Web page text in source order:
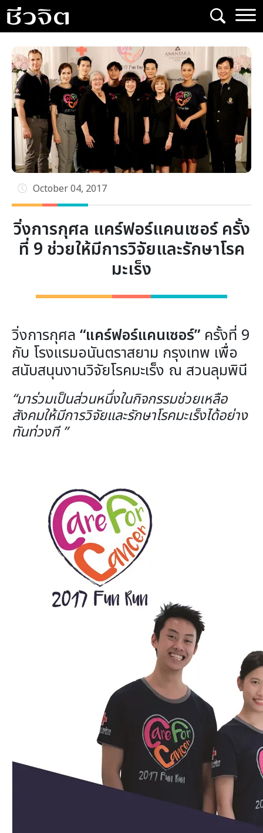
Skip
to
content
October 04, 2017
วิ่งการกุศล แคร์ฟอร์แคนเซอร์ ครั้ง
ที่ 9 ช่วยให้มีการวิจัยและรักษาโรค
มะเร็ง
วิ่งการกุศล “แคร์ฟอร์แคนเซอร์” ครั้งที่ 9
กับ โรงแรมอนันตราสยาม กรุงเทพ เพื่อ
สนับสนุนงานวิจัยโรคมะเร็ง ณ สวนลุมพินี
“มาร่วมเป็นส่วนหนึ่งในกิจกรรมช่วยเหลือ
สังคมให้มีการวิจัยและรักษาโรคมะเร็งได้อย่าง
ทันท่วงที ”